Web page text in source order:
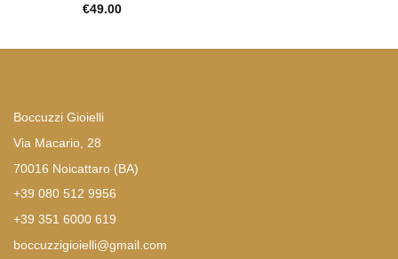
€49.00
Boccuzzi Gioielli
Via Macario, 28
70016 Noicattaro (BA)
+39 080 512 9956
+39 351 6000 619
boccuzzigioielli@gmail.com